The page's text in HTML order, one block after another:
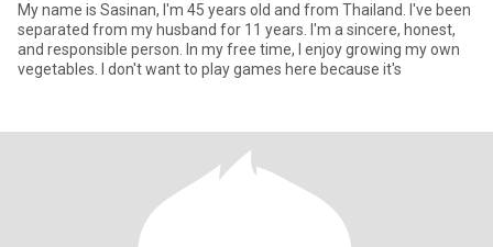
My name is Sasinan, I'm 45 years old and from Thailand. I've been
separated from my husband for 11 years. I'm a sincere, honest,
and responsible person. In my free time, I enjoy growing my own
vegetables. I don't want to play games here because it's